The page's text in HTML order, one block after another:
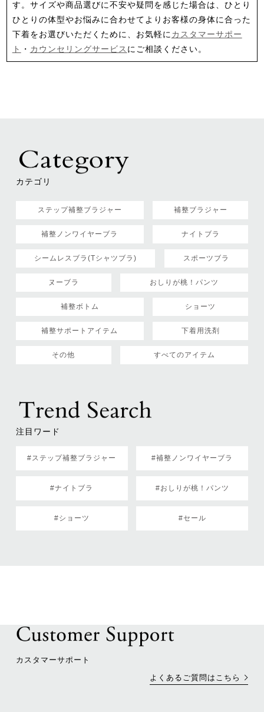
す。サイズや商品選びに不安や疑問を感じた場合は、ひとり
ひとりの体型やお悩みに合わせてよりお客様の身体に合った
下着をお選びいただくために、お気軽に カスタマーサポー
ト
・ カウンセリングサービス にご相談ください。
カテゴリ
ステップ補整ブラジャー 補整ブラジャー
補整ノンワイヤーブラ ナイトブラ
シームレスブラ(Tシャツブラ) スポーツブラ
ヌーブラ おしりが桃！パンツ
補整ボトム ショーツ
補整サポートアイテム 下着用洗剤
その他 すべてのアイテム
注目ワード
#ステップ補整ブラジャー #補整ノンワイヤーブラ
#ナイトブラ #おしりが桃！パンツ
#ショーツ #セール
カスタマーサポート
よくあるご質問はこちら